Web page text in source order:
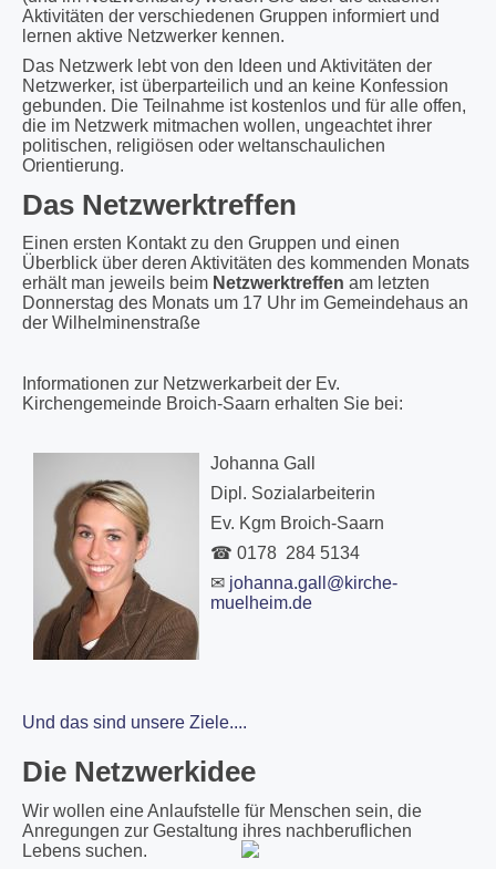
Aktivitäten der verschiedenen Gruppen informiert und
lernen aktive Netzwerker kennen.
Das Netzwerk lebt von den Ideen und Aktivitäten der
Netzwerker, ist überparteilich und an keine Konfession
gebunden. Die Teilnahme ist kostenlos und für alle offen,
die im Netzwerk mitmachen wollen, ungeachtet ihrer
politischen, religiösen oder weltanschaulichen
Orientierung.
Das Netzwerktreffen
Einen ersten Kontakt zu den Gruppen und einen
Überblick über deren Aktivitäten des kommenden Monats
erhält man jeweils beim Netzwerktreffen am letzten
Donnerstag des Monats um 17 Uhr im Gemeindehaus an
der Wilhelminenstraße
Informationen zur Netzwerkarbeit der Ev.
Kirchengemeinde Broich-Saarn erhalten Sie bei:
Johanna Gall
Dipl. Sozialarbeiterin
Ev. Kgm Broich-Saarn
☎ 0178 284 5134
✉ johanna.gall@kirche-
muelheim.de
Und das sind unsere Ziele....
Die Netzwerkidee
Wir wollen eine Anlaufstelle für Menschen sein, die
Anregungen zur Gestaltung ihres nachberuflichen
Lebens suchen.